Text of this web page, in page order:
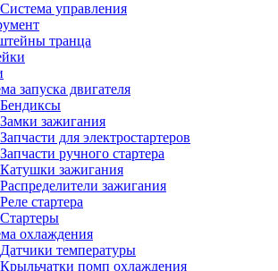
управления
транца
запуска двигателя
зажигания
для электростартеров
ручного стартера
зажигания
зажигания
стартера
охлаждения
температуры
помп охлаждения